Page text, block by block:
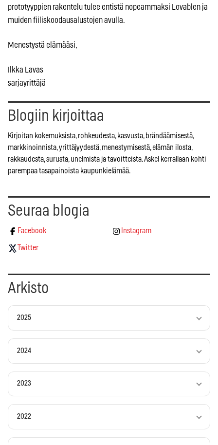
prototyyppien rakentelu tulee entistä nopeammaksi Lovablen ja
muiden fiiliskoodausalustojen avulla.
Menestystä elämääsi,
Ilkka Lavas
sarjayrittäjä
Blogiin kirjoittaa
Kirjoitan kokemuksista, rohkeudesta, kasvusta, brändäämisestä,
markkinoinnista, yrittäjyydestä, menestymisestä, elämän ilosta,
rakkaudesta, surusta, unelmista ja tavoitteista. Askel kerrallaan kohti
parempaa tasapainoista kaupunkielämää.
Seuraa blogia
Facebook Instagram
Twitter
Arkisto
2025
2024
2023
2022